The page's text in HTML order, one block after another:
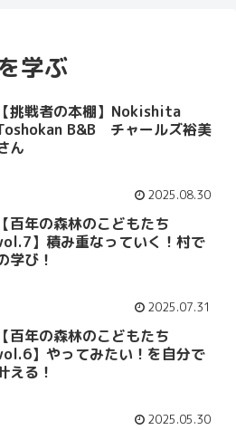
学ぶ
【挑戦者の本棚】Nokishita
B&B チャールズ裕美
ん
2025.08.30
【百年の森林のこどもたち
】積み重なっていく！村で
学び！
2025.07.31
【百年の森林のこどもたち
】やってみたい！を自分で
える！
2025.05.30